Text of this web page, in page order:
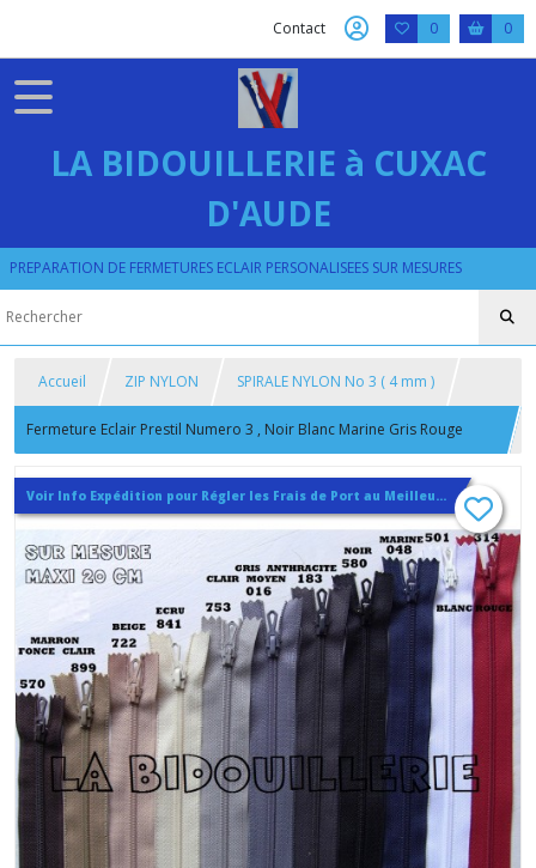
Contact 0 0
LA BIDOUILLERIE à CUXAC
D'AUDE
PREPARATION DE FERMETURES ECLAIR PERSONALISEES SUR MESURES
Accueil ZIP NYLON SPIRALE NYLON No 3 ( 4 mm )
Fermeture Eclair Prestil Numero 3 , Noir Blanc Marine Gris Rouge
Marron Ecru , Petite glissiere Spirale Nylon 4 mm , Jupe Pantalon
Leger , 10cm 12cm 15cm 18cm 20cm
Voir Info Expédition pour Régler les Frais de Port au Meilleur Prix , En haut d'ecran à Droite